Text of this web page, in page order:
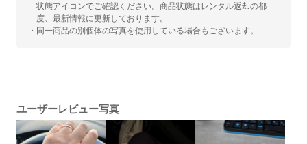
状態アイコンでご確認ください。商品状態はレンタル返却の都
度、最新情報に更新しております。
・同一商品の別個体の写真を使用している場合もございます。
ユーザーレビュー写真